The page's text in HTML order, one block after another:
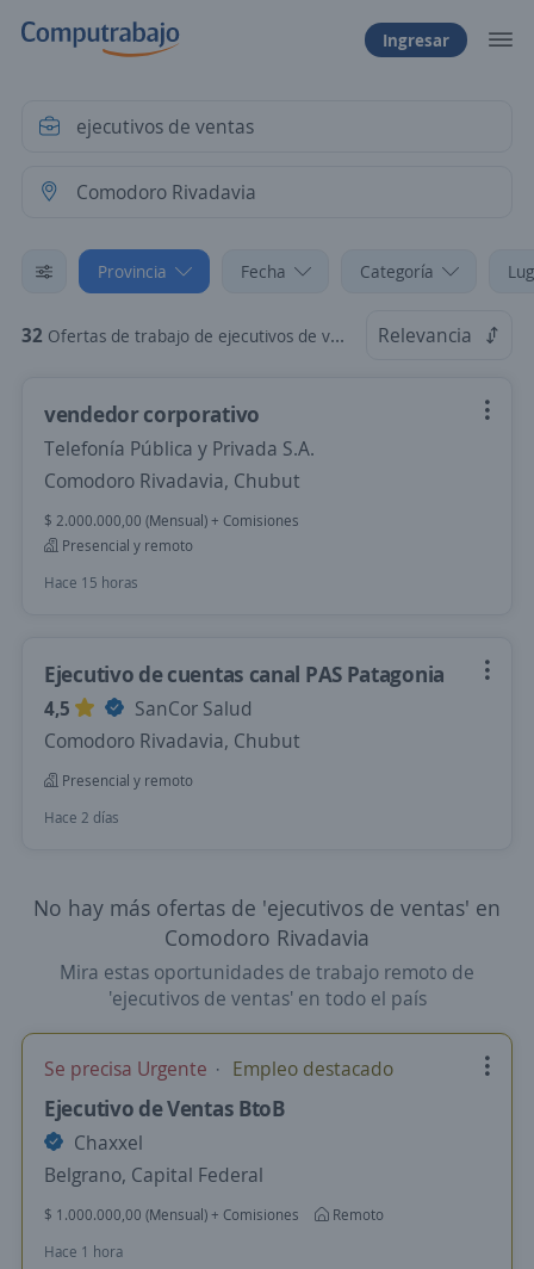
Ingresar
Provincia Fecha Categoría
32 Ofertas de trabajo de ejecutivos de ventas en Comodoro Rivadavia, Chubut Relevancia
vendedor corporativo
Telefonía Pública y Privada S.A.
Comodoro Rivadavia, Chubut
$ 2.000.000,00 (Mensual) + Comisiones
Presencial y remoto
Hace 15 horas
Ejecutivo de cuentas canal PAS Patagonia
4,5
SanCor Salud
Comodoro Rivadavia, Chubut
Presencial y remoto
Hace 2 días
No hay más ofertas de 'ejecutivos de ventas' en
Comodoro Rivadavia
Mira estas oportunidades de trabajo remoto de
'ejecutivos de ventas' en todo el país
Se precisa Urgente Empleo destacado
Ejecutivo de Ventas BtoB
Chaxxel
Belgrano, Capital Federal
$ 1.000.000,00 (Mensual) + Comisiones
Remoto
Hace 1 hora